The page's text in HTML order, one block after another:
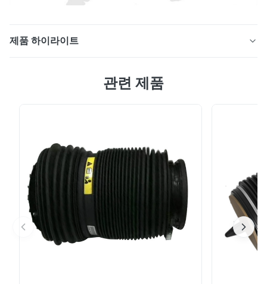
제품 하이라이트
위한 장비를 수리합니다 상품 이름 공기 스프링 수리용 장
의 주요 공급업체들 중 하나입니다. 우리는 자동차 예비품
의 큰 범위에 세계적 구매자들에 대한 품질 보증을 공급합
니다. 우리의 부품은 특히 BMW, 아우디와 메르세데스 벤츠
와 같은 유럽제 자동차를 위해 사용됩니다. 일등석 품질과
서비스로, 자사 제품은 북아...
관련 제품